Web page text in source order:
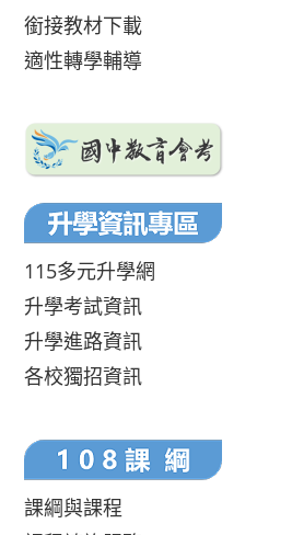
銜接教材下載
適性轉學輔導
115多元升學網
升學考試資訊
升學進路資訊
各校獨招資訊
課綱與課程